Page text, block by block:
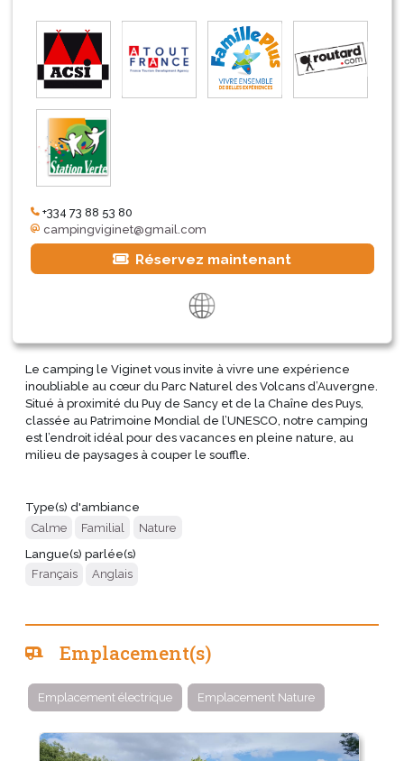
+334 73 88 53 80
campingviginet@gmail.com
Réservez maintenant
Le camping le Viginet vous invite à vivre une expérience
inoubliable au cœur du Parc Naturel des Volcans d’Auvergne.
Situé à proximité du Puy de Sancy et de la Chaîne des Puys,
classée au Patrimoine Mondial de l’UNESCO, notre camping
est l’endroit idéal pour des vacances en pleine nature, au
milieu de paysages à couper le souffle.
Type(s) d'ambiance
Calme
Familial
Nature
Langue(s) parlée(s)
Français
Anglais
Emplacement(s)
Emplacement électrique Emplacement Nature